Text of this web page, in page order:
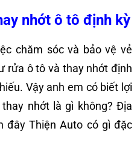
nhớt ô tô định kỳ
chăm sóc và bảo vệ vẻ
rửa ô tô và thay nhớt định
Vậy anh em có biết lợi
nhớt là gì không? Địa
đây Thiện Auto có gì đặc